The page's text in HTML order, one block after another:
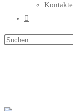
Kontakte
Website-
umschalten